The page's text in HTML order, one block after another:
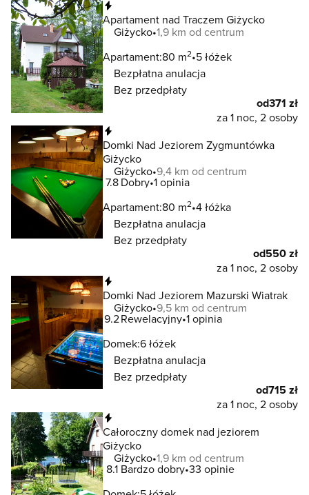
Apartament nad Traczem Giżycko
Giżycko 1,9 km od centrum
Apartament:80 m2 5 łóżek
Bezpłatna anulacja
Bez przedpłaty
od371 zł
za 1 noc, 2 osoby
Domki Nad Jeziorem Zygmuntówka
Giżycko
Giżycko 9,4 km od centrum
7.8 Dobry 1 opinia
Apartament:80 m2 4 łóżka
Bezpłatna anulacja
Bez przedpłaty
od550 zł
za 1 noc, 2 osoby
Domki Nad Jeziorem Mazurski Wiatrak
Giżycko 9,5 km od centrum
9.2Rewelacyjny 1 opinia
Domek:6 łóżek
Bezpłatna anulacja
Bez przedpłaty
od715 zł
za 1 noc, 2 osoby
Całoroczny domek nad jeziorem
Giżycko
Giżycko 1,9 km od centrum
8.1 Bardzo dobry 33 opinie